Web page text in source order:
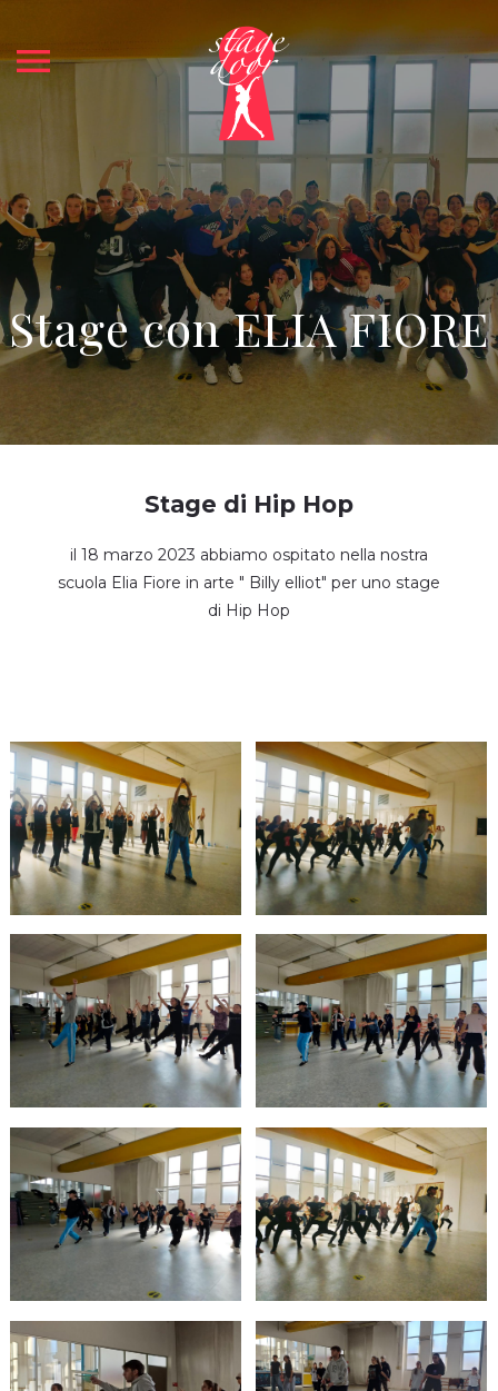
menu
Stage con ELIA FIORE
Stage di Hip Hop
il 18 marzo 2023 abbiamo ospitato nella nostra
scuola Elia Fiore in arte " Billy elliot" per uno stage
di Hip Hop